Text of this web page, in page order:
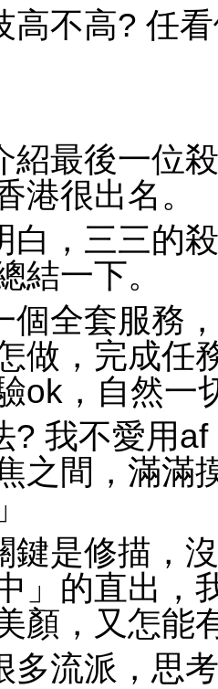
高不高? 任
紹最後一位
港很出名。
白，三三的
結一下。
個全套服務
做，完成任
ok，自然一
? 我不愛用
之間，滿滿
鍵是修描，
」的直出，
顏，又怎能
多流派，思